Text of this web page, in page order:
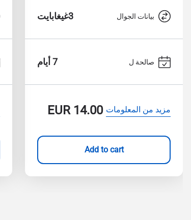
بيانات الجوال 3غيغابايت
صالحة ل 7 أيام
مزيد من المعلومات EUR14.00
Add to cart